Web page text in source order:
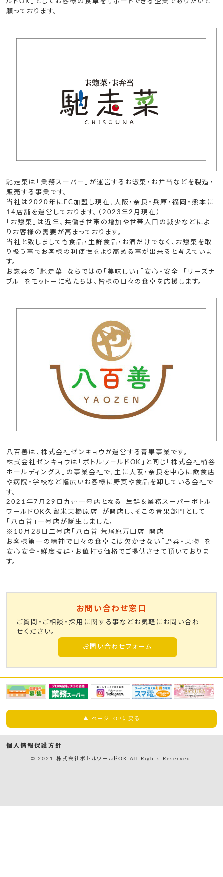
ルドOK」としてお客様の食卓をサポートできる企業でありたいと
願っております。
馳走菜は「業務スーパー」が運営するお惣菜・お弁当などを製造・
販売する事業です。
当社は2020年にFC加盟し現在、大阪・奈良・兵庫・福岡・熊本に
14店舗を運営しております。（2023年2月現在）
「お惣菜」は近年、共働き世帯の増加や世帯人口の減少などによ
りお客様の需要が高まっております。
当社と致しましても食品・生鮮食品・お酒だけでなく、お惣菜を取
り扱う事でお客様の利便性をより高める事が出来ると考えていま
す。
お惣菜の「馳走菜」ならではの「美味しい」「安心・安全」「リーズナ
ブル」をモットーに私たちは、皆様の日々の食卓を応援します。
八百善は、株式会社ゼンキョウが運営する青果事業です。
株式会社ゼンキョウは「ボトルワールドOK」と同じ「株式会社桶谷
ホールディングス」の事業会社で、主に大阪・奈良を中心に飲食店
や病院・学校など幅広いお客様に野菜や食品を卸している会社で
す。
2021年7月29日九州一号店となる「生鮮＆業務スーパーボトル
ワールドOK久留米東櫛原店」が開店し、そこの青果部門として
「八百善」一号店が誕生しました。
※10月28日二号店「八百善 荒尾原万田店」開店
お客様第一の精神で日々の食卓には欠かせない「野菜・果物」を
安心安全・鮮度抜群・お値打ち価格でご提供させて頂いておりま
す。
お問い合わせ窓口
ご質問・ご相談・採用に関する事などお気軽にお問い合わ
せください。
お問い合わせフォーム
▲ ページTOPに戻る
個人情報保護方針
© 2021 株式会社ボトルワールドOK All Rights Reserved.